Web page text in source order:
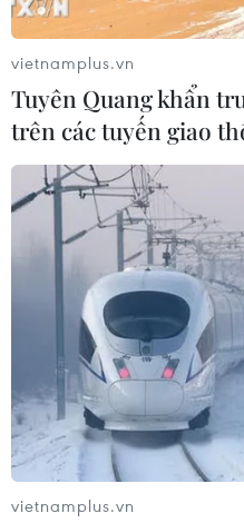
vietnamplus.vn
Tuyên Quang khẩn
trên các tuyến giao
vietnamplus.vn